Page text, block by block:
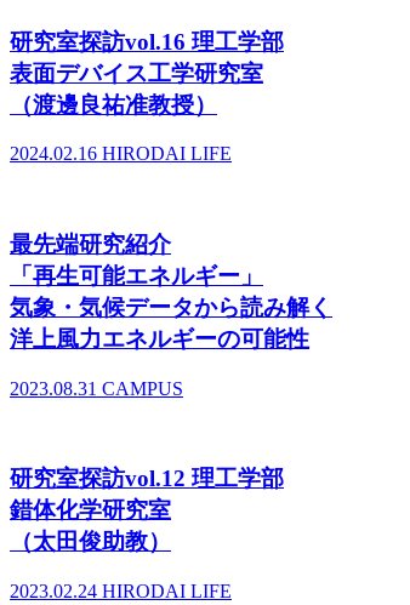
研究室探訪vol.16 理工学部
表面デバイス工学研究室
（渡邊良祐准教授）
2024.02.16 HIRODAI LIFE
最先端研究紹介
「再生可能エネルギー」
気象・気候データから読み解く
洋上風力エネルギーの可能性
2023.08.31 CAMPUS
研究室探訪vol.12 理工学部
錯体化学研究室
（太田俊助教）
2023.02.24 HIRODAI LIFE